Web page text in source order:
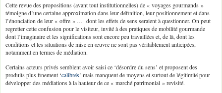
Cette revue des propositions (avant tout institutionnelles) de « voyages gourmands »
témoigne d’une certaine approximation dans leur définition, leur positionnement et dans
l’énonciation de leur « offre » … dont les effets de sens seraient à questionner. On peut
regretter cette confusion pour le visiteur, invité à des pratiques de mobilité gourmande
dont l’imaginaire et les significations sont encore peu travaillées et, de là, dont les
conditions et les situations de mise en œuvre ne sont pas véritablement anticipées,
notamment en termes de médiation.
Certains acteurs privés semblent avoir saisi ce ‘désordre du sens’ et proposent des
produits plus finement ‘calibrés’ mais manquent de moyens et surtout de légitimité pour
développer des médiations à la hauteur de ce « marché patrimonial » revisité.